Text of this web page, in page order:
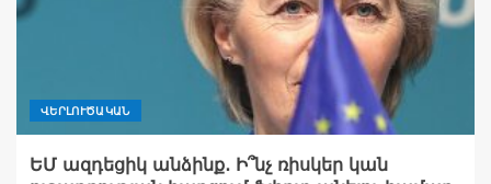
ՎԵՐԼՈՒԾԱԿԱՆ
ԵՄ ազդեցիկ անձինք․ Ի՞նչ ռիսկեր կան